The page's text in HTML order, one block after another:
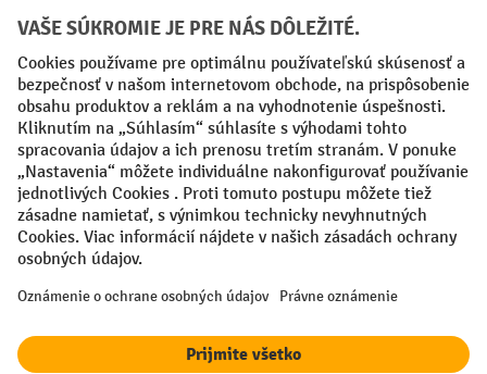
Faktúra Predplatba
Sociálne siete
Facebook
YouTube
LinkedIn
Nastavenia ochrany osobných údajov
All prices excl. VAT plus shipping costsand possible delivery charges,